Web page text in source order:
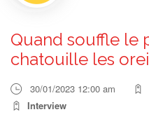
Quand souffle le
chatouille les
30/01/2023 12:00 am
Interview